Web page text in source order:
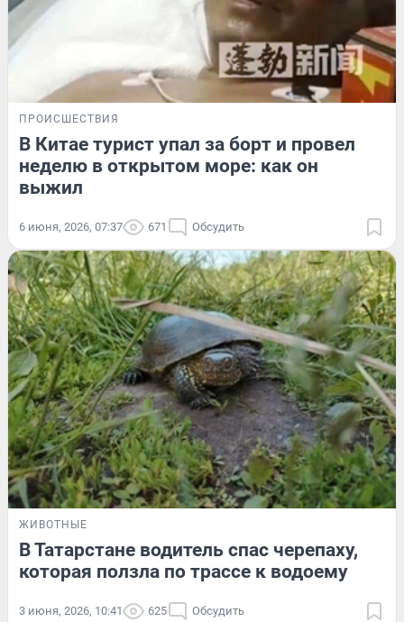
ПРОИСШЕСТВИЯ
В Китае турист упал за борт и провел
неделю в открытом море: как он
выжил
6 июня, 2026, 07:37 671 Обсудить
ЖИВОТНЫЕ
В Татарстане водитель спас черепаху,
которая ползла по трассе к водоему
3 июня, 2026, 10:41 625 Обсудить